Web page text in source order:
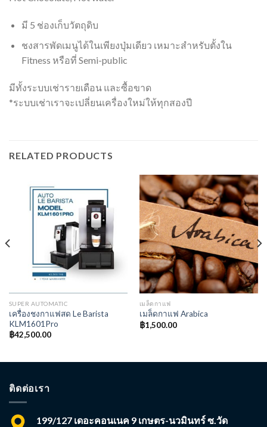
มี 5 ช่องเก็บวัตถุดิบ
ชงสารพัดเมนูได้ในเพียงปุ่มเดียว เหมาะสำหรับตั้งใน
Fitness หรือที่ Semi-public
มีทั้งระบบเช่ารายเดือน และซื้อขาด
*ระบบเช่าเราจะเปลี่ยนเครื่องใหม่ให้ทุกสองปี
RELATED PRODUCTS
SUPER AUTOMATIC
เครื่องชงกาแฟสด Le Barista
KLM1601Pro
฿42,500.00
เมล็ดกาแฟ
เมล็ดกาแฟ Arabica
฿1,500.00
ติดต่อเรา
199/127 เดอะคอนเนค 9 เกษตร-นวมินทร์ ซ.วัด